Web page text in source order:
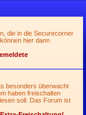
die in die Securecorner
hier dann
besonders überwacht
haben freischalten
soll. Das Forum ist